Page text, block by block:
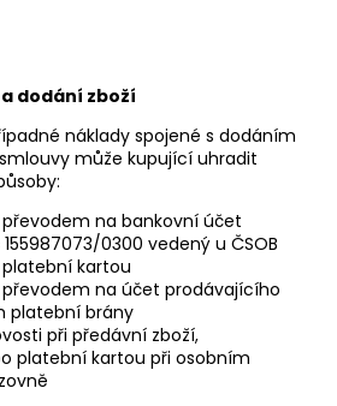
dodání zboží
náklady spojené s dodáním
může kupující uhradit
na bankovní účet
0300 vedený u ČSOB
kartou
na účet prodávajícího
platební brány
při předávní zboží,
platební kartou při osobním